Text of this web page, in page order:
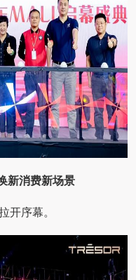
新消费新场景
开序幕。